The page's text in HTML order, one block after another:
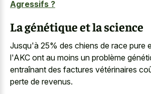
Agressifs ?
La génétique et la science
Jusqu'à 25% des chiens de race pure
l'AKC ont au moins un problème
entraînant des factures vétérinaires
perte de revenus.